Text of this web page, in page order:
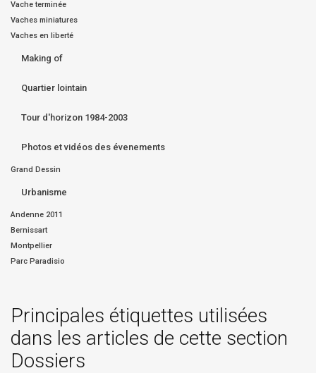
Vache terminée
Vaches miniatures
Vaches en liberté
Making of
Quartier lointain
Tour d'horizon 1984-2003
Photos et vidéos des évenements
Grand Dessin
Urbanisme
Andenne 2011
Bernissart
Montpellier
Parc Paradisio
Principales étiquettes utilisées
dans les articles de cette section
Dossiers